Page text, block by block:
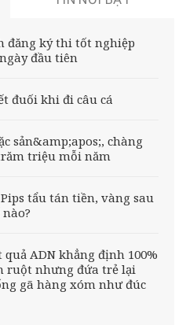
đăng ký thi tốt nghiệp
đầu tiên
đuối khi đi câu cá
sản&amp;apos;, chàng
triệu mỗi năm
tẩu tán tiền, vàng sau
quả ADN khẳng định 100%
ruột nhưng đứa trẻ lại
gã hàng xóm như đúc